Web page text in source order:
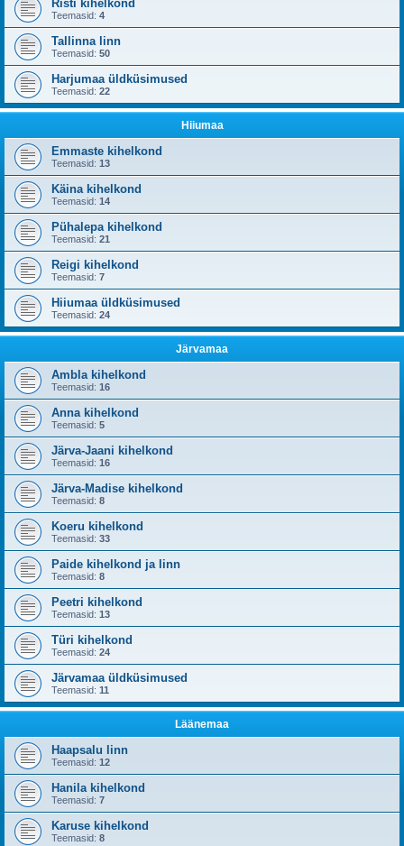
Risti kihelkond
Teemasid: 4
Tallinna linn
Teemasid: 50
Harjumaa üldküsimused
Teemasid: 22
Hiiumaa
Emmaste kihelkond
Teemasid: 13
Käina kihelkond
Teemasid: 14
Pühalepa kihelkond
Teemasid: 21
Reigi kihelkond
Teemasid: 7
Hiiumaa üldküsimused
Teemasid: 24
Järvamaa
Ambla kihelkond
Teemasid: 16
Anna kihelkond
Teemasid: 5
Järva-Jaani kihelkond
Teemasid: 16
Järva-Madise kihelkond
Teemasid: 8
Koeru kihelkond
Teemasid: 33
Paide kihelkond ja linn
Teemasid: 8
Peetri kihelkond
Teemasid: 13
Türi kihelkond
Teemasid: 24
Järvamaa üldküsimused
Teemasid: 11
Läänemaa
Haapsalu linn
Teemasid: 12
Hanila kihelkond
Teemasid: 7
Karuse kihelkond
Teemasid: 8